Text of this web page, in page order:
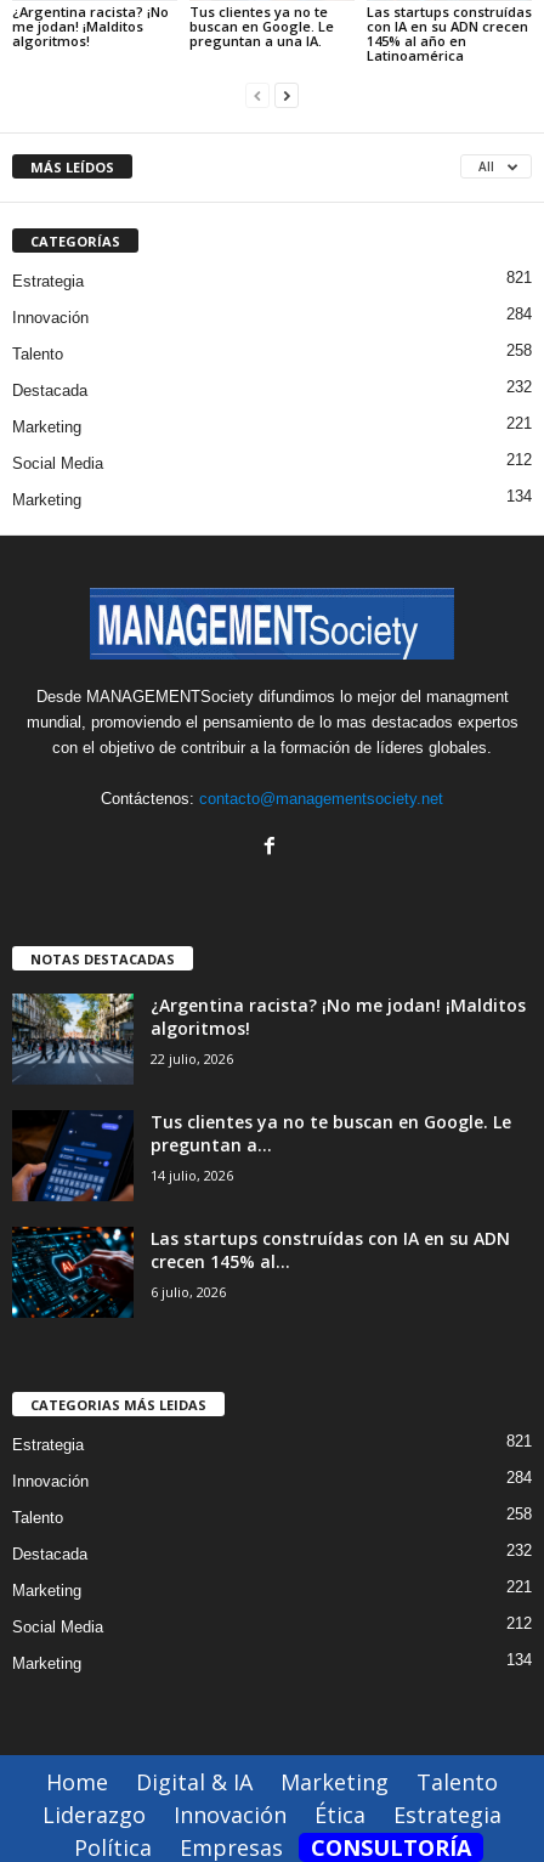
¿Argentina racista? ¡No
me jodan! ¡Malditos
algoritmos!
Tus clientes ya no te
buscan en Google. Le
preguntan a una IA.
Las startups construídas
con IA en su ADN crecen
145% al año en
Latinoamérica
MÁS LEÍDOS All
CATEGORÍAS
Estrategia 821
Innovación 284
Talento 258
Destacada 232
Marketing 221
Social Media 212
Marketing 134
Desde MANAGEMENTSociety difundimos lo mejor del managment
mundial, promoviendo el pensamiento de lo mas destacados expertos
con el objetivo de contribuir a la formación de líderes globales.
Contáctenos: contacto@managementsociety.net
NOTAS DESTACADAS
¿Argentina racista? ¡No me jodan! ¡Malditos
algoritmos!
22 julio, 2026
Tus clientes ya no te buscan en Google. Le
preguntan a...
14 julio, 2026
Las startups construídas con IA en su ADN
crecen 145% al...
6 julio, 2026
CATEGORIAS MÁS LEIDAS
Estrategia 821
Innovación 284
Talento 258
Destacada 232
Marketing 221
Social Media 212
Marketing 134
Home Digital & IA Marketing
Talento
Liderazgo
Innovación Ética
Estrategia
Política
Empresas CONSULTORÍA